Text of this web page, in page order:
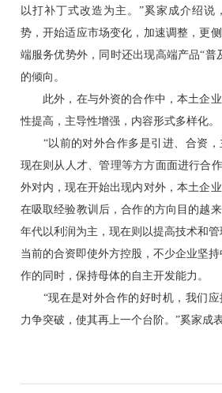
以打补丁式改造为主。”奚家成介绍说
势，开始适应市场变化，加速调整，更
端服务优势外，同时还出现高端产品“普
的倾向。
此外，在与外资的合作中，本土企业
性提高，主导性增强，内容形式多样化。
“以前的对外合作多是引进、合资，
现在则从人才、管理等方方面面进行合
外对内，现在开始出现内对外，本土企
在吸取经验教训后，合作的方向目的越
年代以利润为主，现在则以提高技术和
当前的合资即使外方控股，不少企业坚
作的同时，保持母体的自主开发能力。
“现在是对外合作的好时机，我们应
力争突破，使其再上一个台阶。”奚家成表